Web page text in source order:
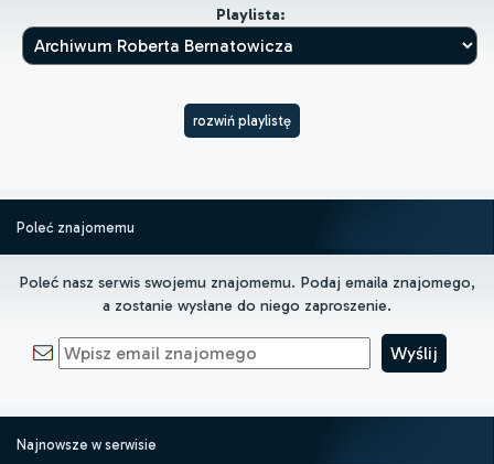
Playlista:
rozwiń playlistę
Poleć znajomemu
Poleć nasz serwis swojemu znajomemu. Podaj emaila znajomego,
a zostanie wysłane do niego zaproszenie.
Najnowsze w serwisie